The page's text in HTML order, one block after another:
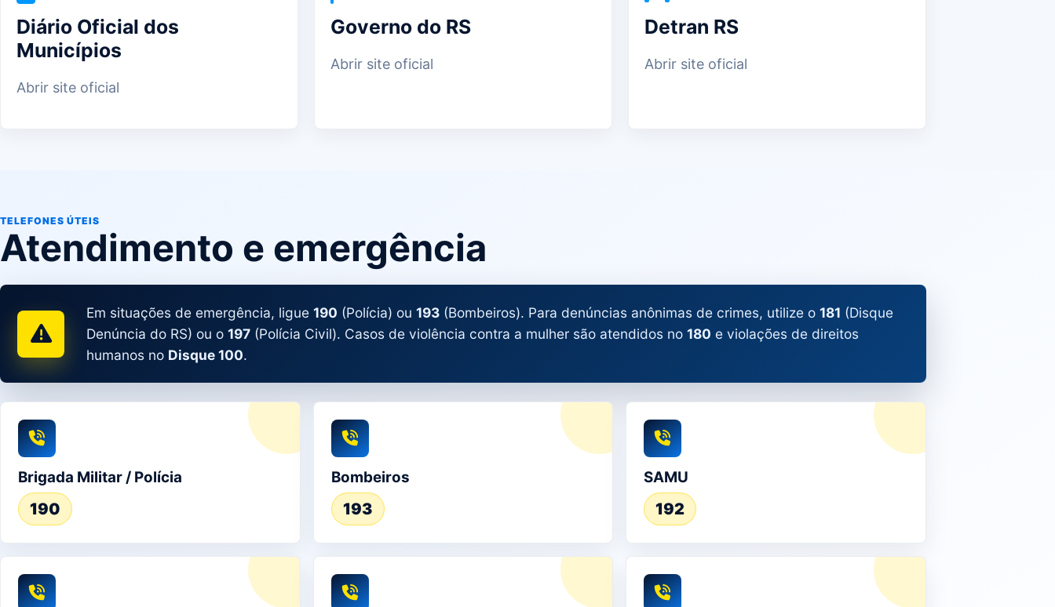
Diário Oficial dos
Municípios
Abrir site oficial
Governo do RS
Abrir site oficial
Detran RS
Abrir site oficial
TELEFONES ÚTEIS
Atendimento e emergência
Em situações de emergência, ligue 190 (Polícia) ou 193 (Bombeiros). Para denúncias anônimas de crimes, utilize o 181 (Disque
Denúncia do RS) ou o 197 (Polícia Civil). Casos de violência contra a mulher são atendidos no 180 e violações de direitos
humanos no Disque 100.
Brigada Militar / Polícia
190
Bombeiros
193
SAMU
192